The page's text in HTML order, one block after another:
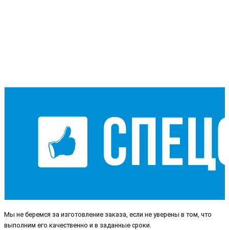
Мы не беремся за изготовление заказа, если не уверены в том, что
выполним его качественно и в заданные сроки.